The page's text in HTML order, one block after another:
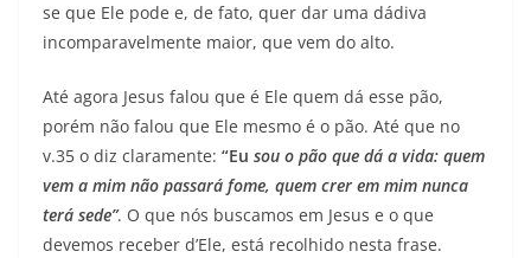
se que Ele pode e, de fato, quer dar uma dádiva
incomparavelmente maior, que vem do alto.
Até agora Jesus falou que é Ele quem dá esse pão,
porém não falou que Ele mesmo é o pão. Até que no
v.35 o diz claramente: “Eu sou o pão que dá a vida: quem
vem a mim não passará fome, quem crer em mim nunca
terá sede”. O que nós buscamos em Jesus e o que
devemos receber d’Ele, está recolhido nesta frase.